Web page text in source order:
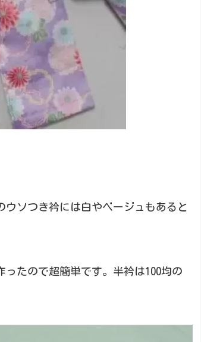
ソつき衿には白やベージュもあると
たので超簡単です。半衿は100均の